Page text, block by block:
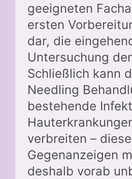
geeigneten
ersten
dar, die
Untersuchung
Schließlich kann
Needling
bestehende
verbreiten –
Gegenanzeigen
deshalb vorab